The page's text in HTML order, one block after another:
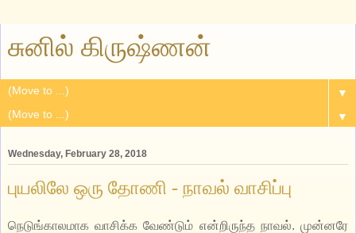
சுனில் கிருஷ்ணன்
▼
▼
Wednesday, February 28, 2018
புயலிலே ஒரு தோணி - நாவல் வாசிப்பு
நெடுங்காலமாக வாசிக்க வேண்டும் என்றிருந்த நாவல். முன்னரே